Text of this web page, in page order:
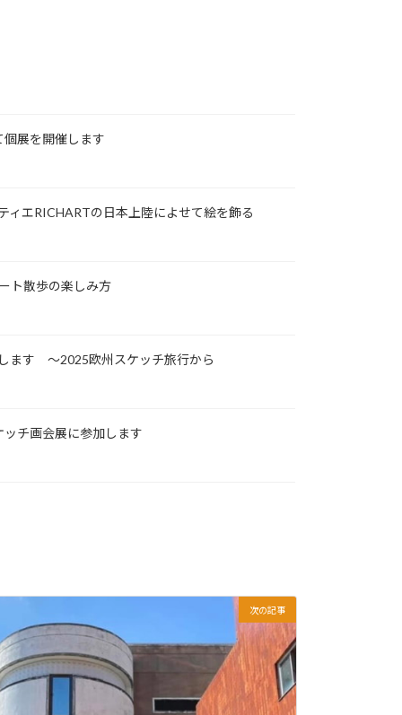
展を開催します
ィエRICHARTの日本上陸によせて絵を飾る
ト散歩の楽しみ方
ます ～2025欧州スケッチ旅行から
チ画会展に参加します
次の記事